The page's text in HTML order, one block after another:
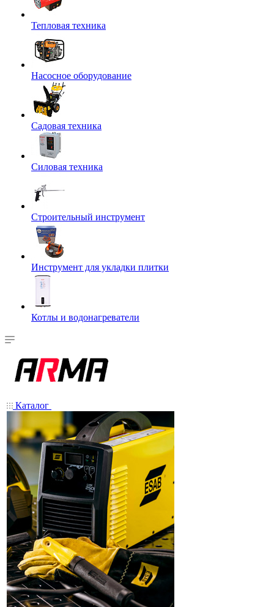
Тепловая техника
Насосное оборудование
Садовая техника
Силовая техника
Строительный инструмент
Инструмент для укладки плитки
Котлы и водонагреватели
Каталог